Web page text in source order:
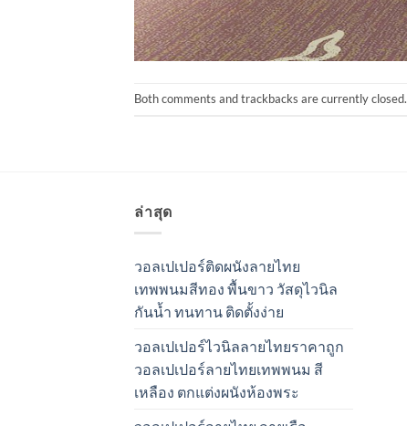
Both comments and trackbacks are currently closed.
ล่าสุด
วอลเปเปอร์ติดผนังลายไทย
เทพพนมสีทอง พื้นขาว วัสดุไวนิล
กันน้ำ ทนทาน ติดตั้งง่าย
วอลเปเปอร์ไวนิลลายไทยราคาถูก
วอลเปเปอร์ลายไทยเทพพนม สี
เหลือง ตกแต่งผนังห้องพระ